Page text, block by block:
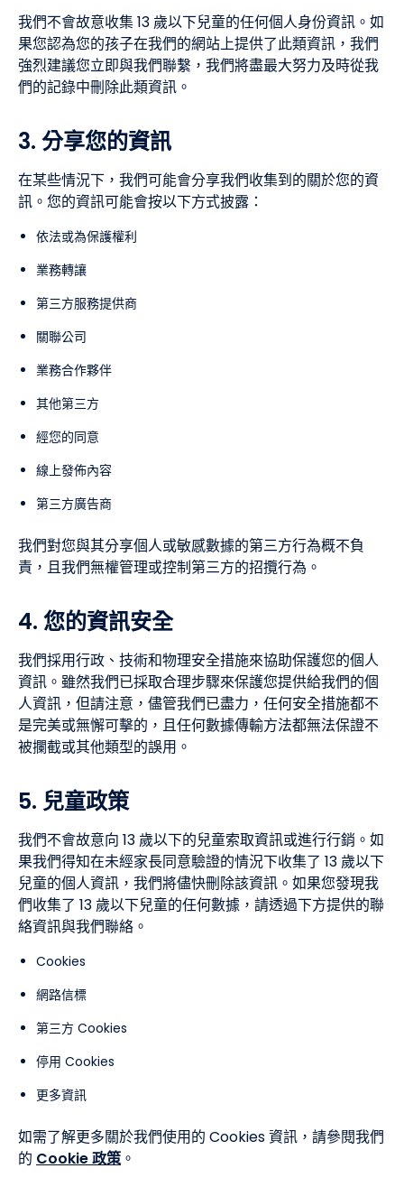
我們不會故意收集 13 歲以下兒童的任何個人身份資訊。如
果您認為您的孩子在我們的網站上提供了此類資訊，我們
強烈建議您立即與我們聯繫，我們將盡最大努力及時從我
們的記錄中刪除此類資訊。
3. 分享您的資訊
在某些情況下，我們可能會分享我們收集到的關於您的資
訊。您的資訊可能會按以下方式披露：
依法或為保護權利
業務轉讓
第三方服務提供商
關聯公司
業務合作夥伴
其他第三方
經您的同意
線上發佈內容
第三方廣告商
我們對您與其分享個人或敏感數據的第三方行為概不負
責，且我們無權管理或控制第三方的招攬行為。
4. 您的資訊安全
我們採用行政、技術和物理安全措施來協助保護您的個人
資訊。雖然我們已採取合理步驟來保護您提供給我們的個
人資訊，但請注意，儘管我們已盡力，任何安全措施都不
是完美或無懈可擊的，且任何數據傳輸方法都無法保證不
被攔截或其他類型的誤用。
5. 兒童政策
我們不會故意向 13 歲以下的兒童索取資訊或進行行銷。如
果我們得知在未經家長同意驗證的情況下收集了 13 歲以下
兒童的個人資訊，我們將儘快刪除該資訊。如果您發現我
們收集了 13 歲以下兒童的任何數據，請透過下方提供的聯
絡資訊與我們聯絡。
Cookies
網路信標
第三方 Cookies
停用 Cookies
更多資訊
如需了解更多關於我們使用的 Cookies 資訊，請參閱我們
的 Cookie 政策。